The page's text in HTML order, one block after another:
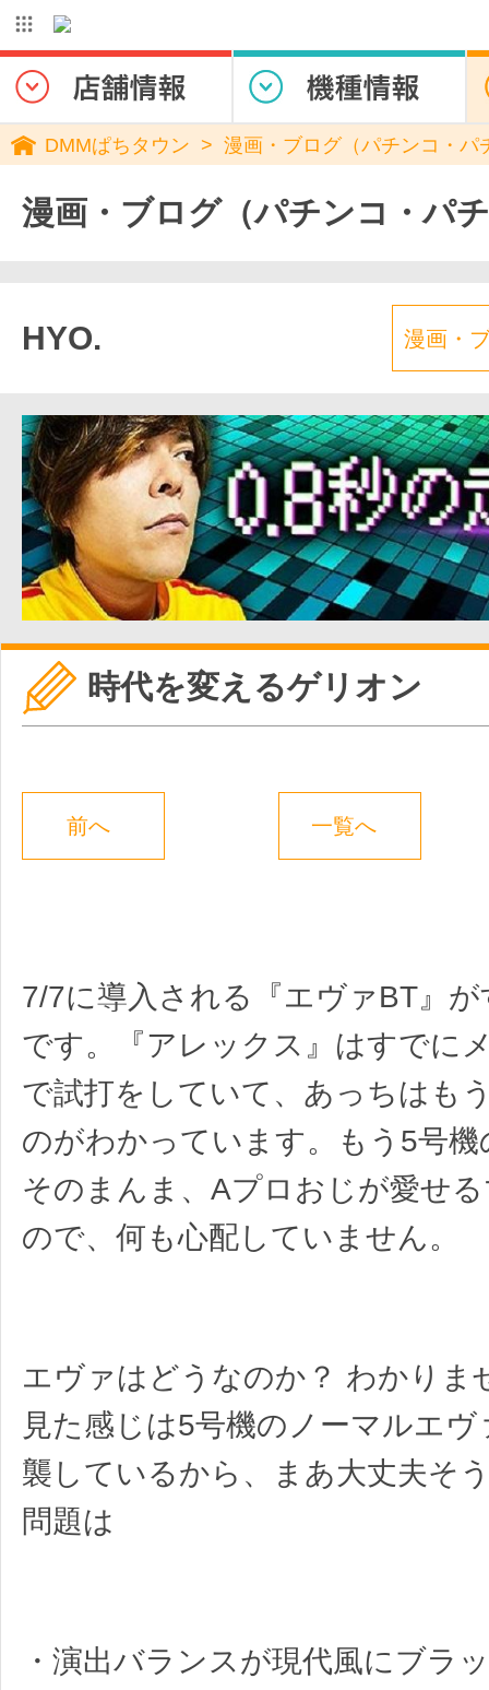
DMMぱちタウン 漫画・ブログ（パチンコ・パ
漫画・ブログ（パチンコ・パ
HYO. 漫画・
時代を変えるゲリオン
前へ 一覧へ
7/7に導入される『エヴァBT』
です。『アレックス』はすでに
で試打をしていて、あっちはも
のがわかっています。もう5号
そのまんま、Aプロおじが愛せ
ので、何も心配していません。
エヴァはどうなのか？ わかりま
見た感じは5号機のノーマルエ
襲しているから、まあ大丈夫そ
問題は
・演出バランスが現代風にブラ